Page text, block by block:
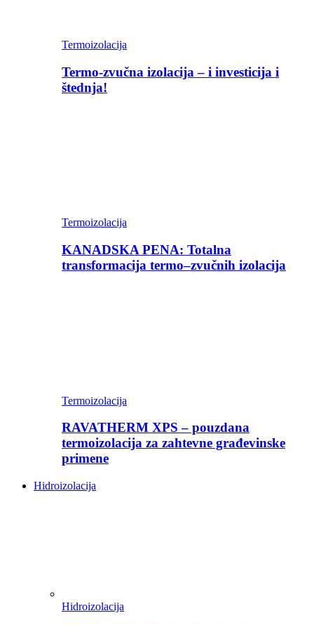
Termoizolacija
Termo-zvučna izolacija – i investicija i
štednja!
Termoizolacija
KANADSKA PENA: Totalna
transformacija termo–zvučnih izolacija
Termoizolacija
RAVATHERM XPS – pouzdana
termoizolacija za zahtevne građevinske
primene
Hidroizolacija
Hidroizolacija